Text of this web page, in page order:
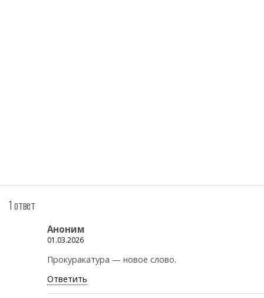
1 ответ
Аноним
01.03.2026
Прокуракатура — новое слово.
Ответить